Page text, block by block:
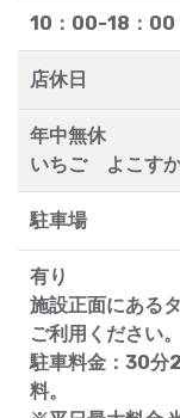
10：00-18：00
店休日
年中無休
いちご よこす
駐車場
有り
施設正面にある
ご利用ください。
駐車料金：30分
料。